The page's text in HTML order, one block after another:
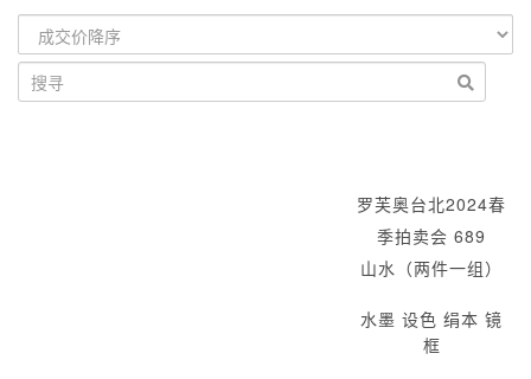
罗芙奥台北2024春
季拍卖会 689
山水（两件一组）
水墨 设色 绢本 镜
框